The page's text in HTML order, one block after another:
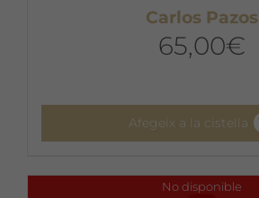
Carlos Pazos
65,00€
Afegeix a la cistella
No disponible